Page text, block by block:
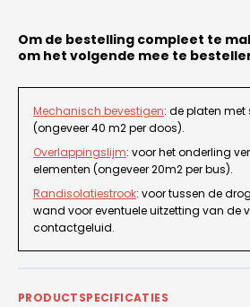
Om de bestelling compleet te
om het volgende mee te
Mechanisch bevestigen: de platen met
(ongeveer 40 m2 per doos).
Overlappingslijm: voor het onderling
elementen (ongeveer 20m2 per bus).
Randisolatiestrook: voor tussen de
wand voor eventuele uitzetting van de
contactgeluid.
PRODUCTSPECIFICATIES